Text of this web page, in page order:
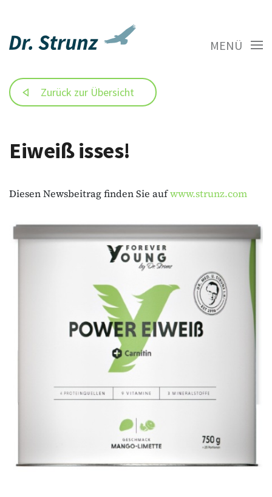
MENÜ
Zurück zur Übersicht
Eiweiß isses!
Diesen Newsbeitrag finden Sie aufwww.strunz.com